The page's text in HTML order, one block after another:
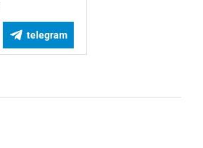
telegram